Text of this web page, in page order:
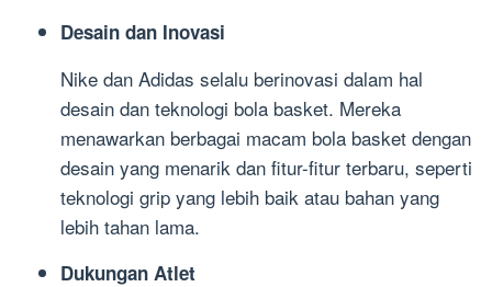
Desain dan Inovasi
Nike dan Adidas selalu berinovasi dalam hal
desain dan teknologi bola basket. Mereka
menawarkan berbagai macam bola basket dengan
desain yang menarik dan fitur-fitur terbaru, seperti
teknologi grip yang lebih baik atau bahan yang
lebih tahan lama.
Dukungan Atlet